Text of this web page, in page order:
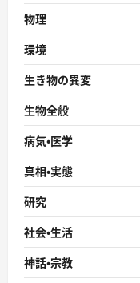
物理
環境
生き物の異変
生物全般
病気・医学
真相・実態
研究
社会・生活
神話・宗教